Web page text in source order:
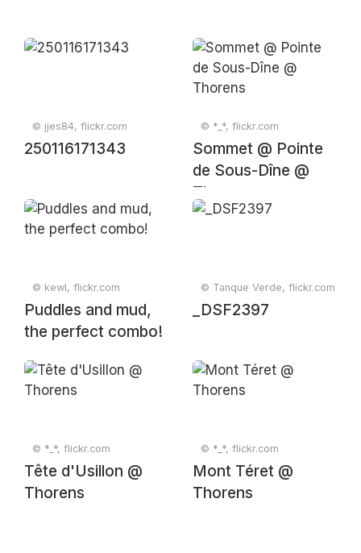
© jjes84, flickr.com
250116171343
© *_*, flickr.com
Sommet @ Pointe
de Sous-Dîne @
Thorens
© kewl, flickr.com
Puddles and mud,
the perfect combo!
© Tanque Verde, flickr.com
_DSF2397
© *_*, flickr.com
Tête d'Usillon @
Thorens
© *_*, flickr.com
Mont Téret @
Thorens